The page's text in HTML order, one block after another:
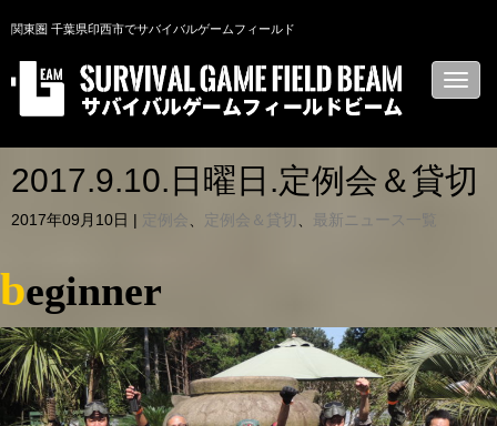
関東圏 千葉県印西市でサバイバルゲームフィールド
N
a
g
a
t
2017.9.10.日曜日.定例会＆貸切
2017年09月10日 定例会、 定例会＆貸切 、 最新ニュース一覧
beginner